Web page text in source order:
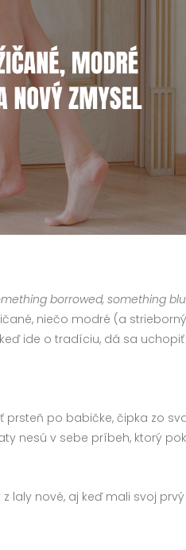
borrowed, something
niečo modré (a
keď ide o tradíciu, dá sa
prsteň po babičke, čipka zo
nesú v sebe príbeh, ktorý
laly nové, aj keď mali svoj